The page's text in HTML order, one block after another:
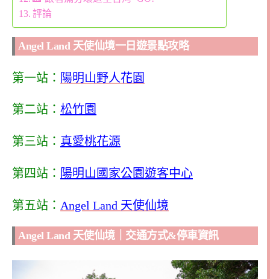
評論
Angel Land 天使仙境一日遊景點攻略
第一站： 陽明山野人花園
第二站： 松竹園
第三站： 真愛桃花源
第四站： 陽明山國家公園遊客中心
第五站： Angel Land 天使仙境
Angel Land 天使仙境｜交通方式&停車資訊